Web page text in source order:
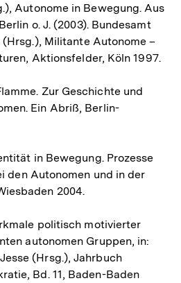
Autonome in Bewegung. Aus
o. J. (2003). Bundesamt
Militante Autonome –
Aktionsfelder, Köln 1997.
Zur Geschichte und
Ein Abriß, Berlin-
in Bewegung. Prozesse
den Autonomen und in der
2004.
politisch motivierter
autonomen Gruppen, in:
(Hrsg.), Jahrbuch
Bd. 11, Baden-Baden